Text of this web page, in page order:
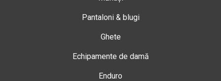
Pantaloni & blugi
Ghete
Echipamente de damă
Enduro